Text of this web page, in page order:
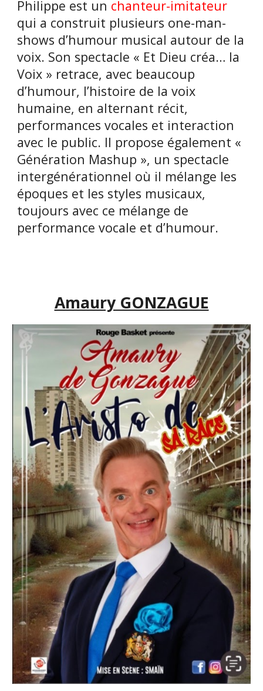
Philippe est un chanteur-imitateur
qui a construit plusieurs one-man-
shows d’humour musical autour de la
voix. Son spectacle « Et Dieu créa… la
Voix » retrace, avec beaucoup
d’humour, l’histoire de la voix
humaine, en alternant récit,
performances vocales et interaction
avec le public. Il propose également «
Génération Mashup », un spectacle
intergénérationnel où il mélange les
époques et les styles musicaux,
toujours avec ce mélange de
performance vocale et d’humour.
Amaury GONZAGUE